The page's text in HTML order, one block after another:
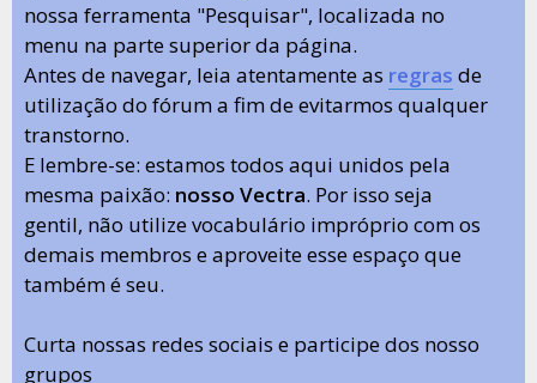
nossa ferramenta "Pesquisar", localizada no
menu na parte superior da página.
Antes de navegar, leia atentamente as regras de
utilização do fórum a fim de evitarmos qualquer
transtorno.
E lembre-se: estamos todos aqui unidos pela
mesma paixão: nosso Vectra. Por isso seja
gentil, não utilize vocabulário impróprio com os
demais membros e aproveite esse espaço que
também é seu.
Curta nossas redes sociais e participe dos nosso
grupos